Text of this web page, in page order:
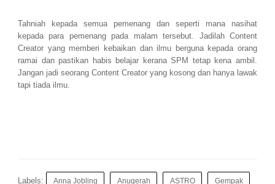
Tahniah kepada semua pemenang dan seperti mana nasihat
kepada para pemenang pada malam tersebut. Jadilah Content
Creator yang memberi kebaikan dan ilmu berguna kepada orang
ramai dan pastikan habis belajar kerana SPM tetap kena ambil.
Jangan jadi seorang Content Creator yang kosong dan hanya lawak
tapi tiada ilmu.
Labels: Anna Jobling Anugerah ASTRO Gempak